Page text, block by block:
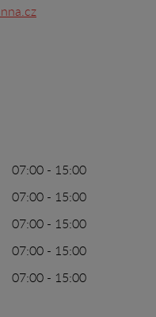
07:00 - 15:00
07:00 - 15:00
07:00 - 15:00
07:00 - 15:00
07:00 - 15:00